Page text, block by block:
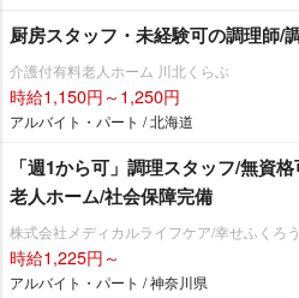
厨房スタッフ・未経験可の調理師/
介護付有料老人ホーム 川北くらぶ
時給1,150円～1,250円
アルバイト・パート / 北海道
「週1から可」調理スタッフ/無資
老人ホーム/社会保障完備
株式会社メディカルライフケア/幸せふくろ
時給1,225円～
アルバイト・パート / 神奈川県